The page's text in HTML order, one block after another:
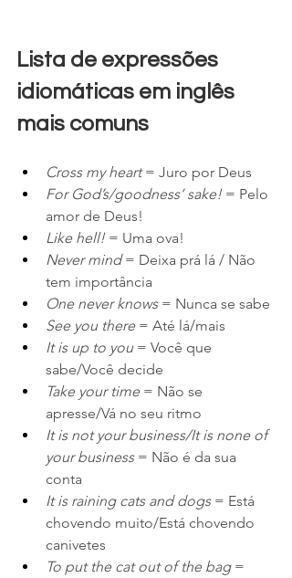
Lista de expressões
idiomáticas em inglês
mais comuns
Cross my heart = Juro por Deus
For God’s/goodness’ sake! = Pelo
amor de Deus!
Like hell! = Uma ova!
Never mind = Deixa prá lá / Não
tem importância
One never knows = Nunca se sabe
See you there = Até lá/mais
It is up to you = Você que
sabe/Você decide
Take your time = Não se
apresse/Vá no seu ritmo
It is not your business/It is none of
your business = Não é da sua
conta
It is raining cats and dogs = Está
chovendo muito/Está chovendo
canivetes
To put the cat out of the bag =